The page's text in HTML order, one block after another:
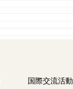
国際交流活動